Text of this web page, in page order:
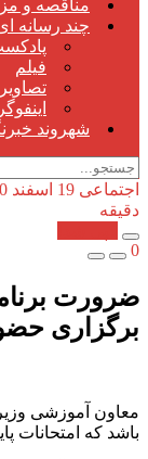
مناقصه و
چند رسانه
فیلم
تصاویر
شهروند
اجتماعی 19 اسفند 1400 - 4 سال پیش
دقیقه
0
ضرورت
برگزاری
معاون آموزشی وزیر
باشد که امتحانات